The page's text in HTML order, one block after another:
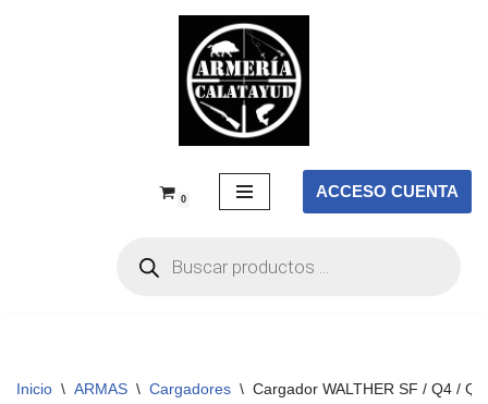
0 ACCESO CUENTA
Inicio \ ARMAS \ Cargadores \ Cargador WALTHER SF / Q4 /